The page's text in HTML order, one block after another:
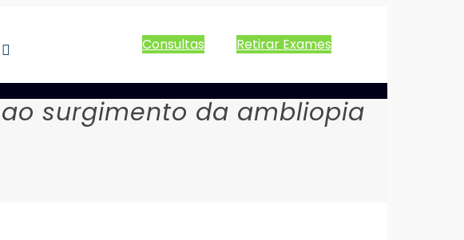
Consultas Retirar Exames
surgimento da ambliopia